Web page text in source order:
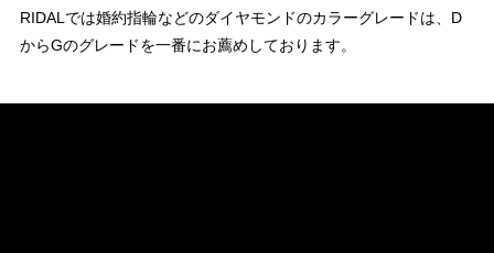
RIDALでは婚約指輪などのダイヤモンドのカラーグレードは、D
からGのグレードを一番にお薦めしております。